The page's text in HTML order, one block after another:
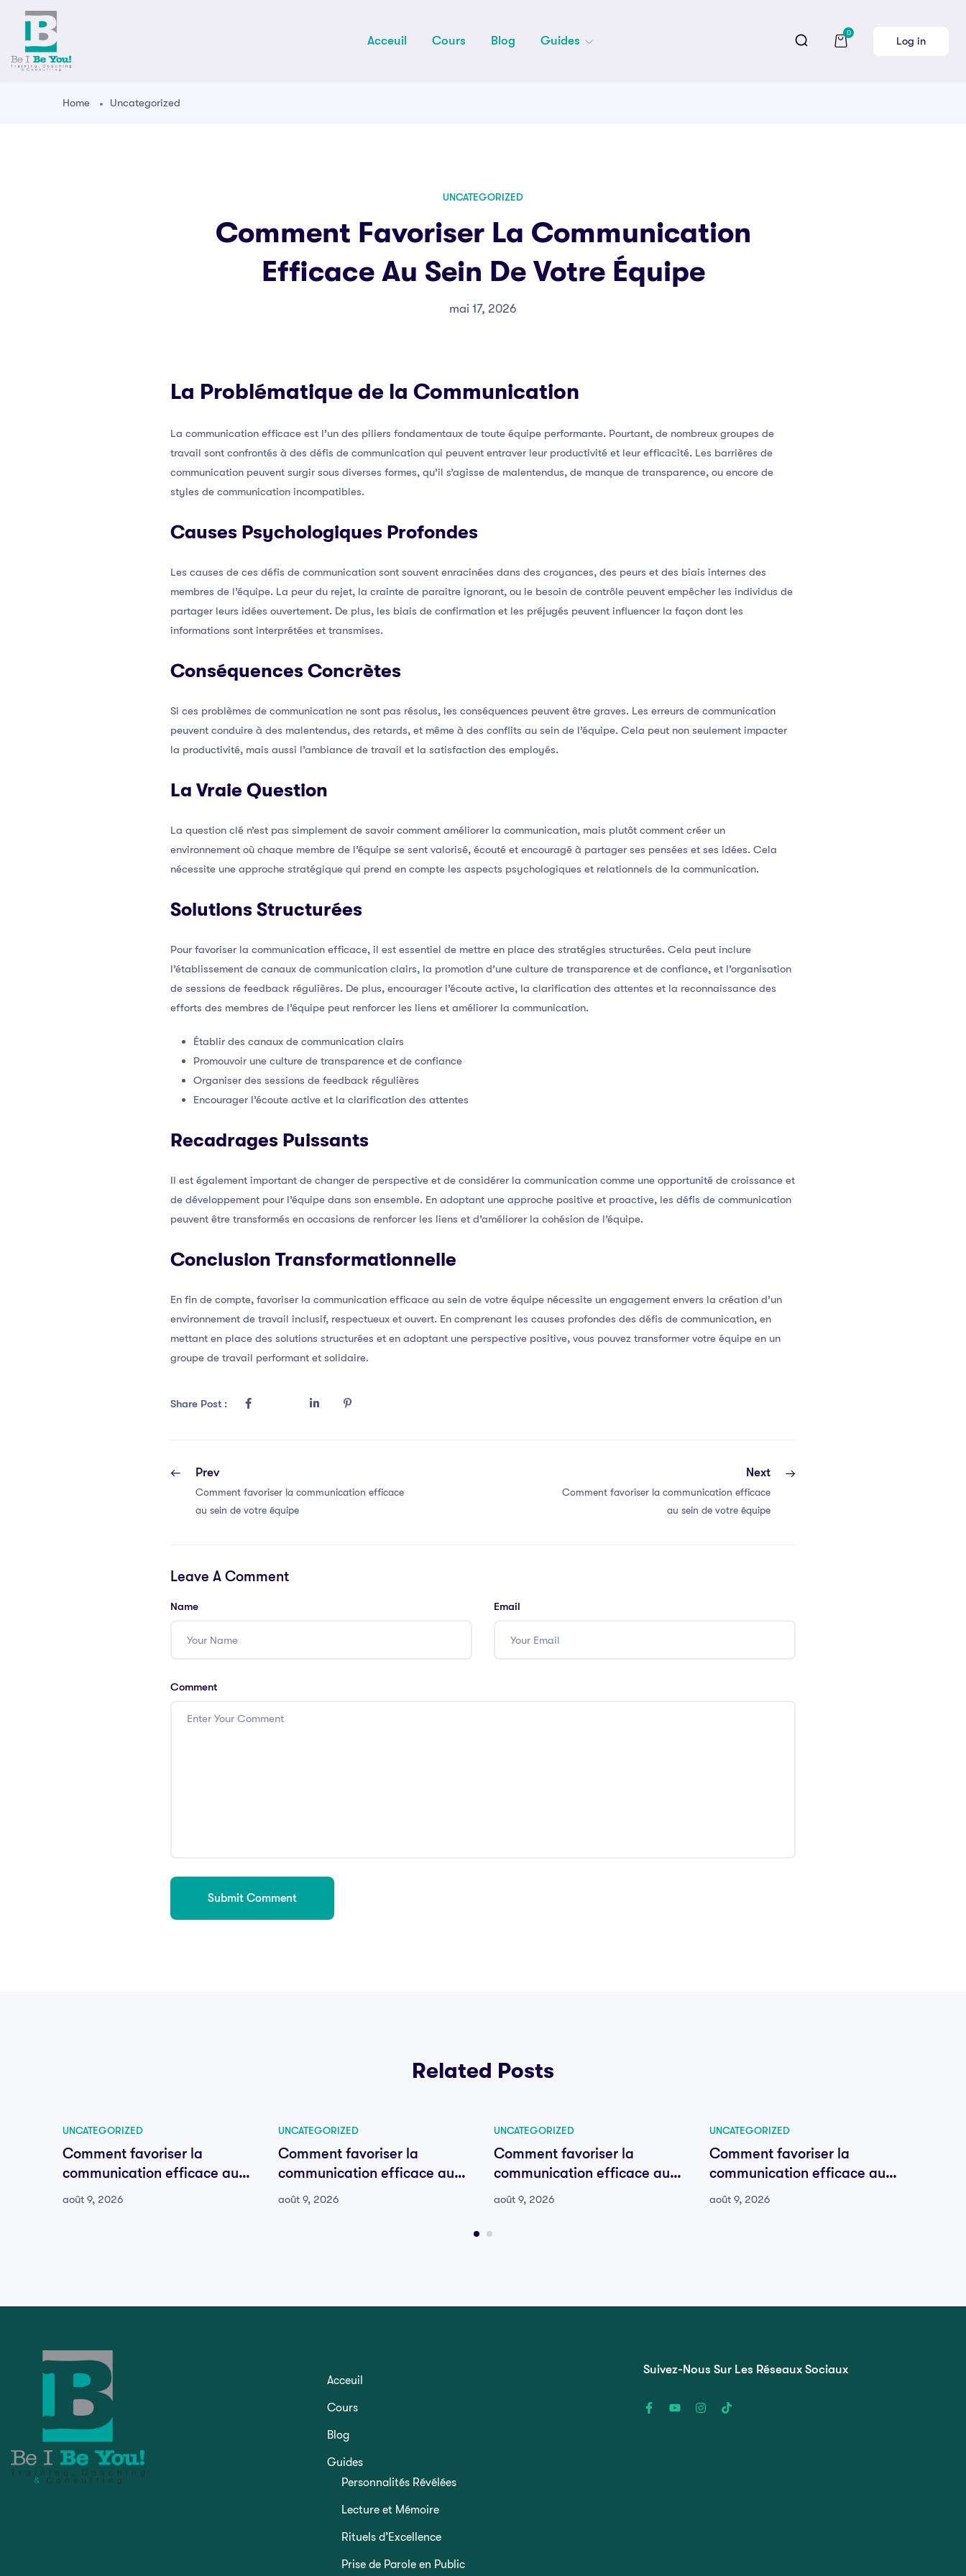
Acceuil Cours Blog Guides
0
Log in
Home Uncategorized
UNCATEGORIZED
Comment Favoriser La Communication
Efficace Au Sein De Votre Équipe
mai 17, 2026
La Problématique de la Communication
La communication efficace est l’un des piliers fondamentaux de toute équipe performante. Pourtant, de nombreux groupes de
travail sont confrontés à des défis de communication qui peuvent entraver leur productivité et leur efficacité. Les barrières de
communication peuvent surgir sous diverses formes, qu’il s’agisse de malentendus, de manque de transparence, ou encore de
styles de communication incompatibles.
Causes Psychologiques Profondes
Les causes de ces défis de communication sont souvent enracinées dans des croyances, des peurs et des biais internes des
membres de l’équipe. La peur du rejet, la crainte de paraître ignorant, ou le besoin de contrôle peuvent empêcher les individus de
partager leurs idées ouvertement. De plus, les biais de confirmation et les préjugés peuvent influencer la façon dont les
informations sont interprétées et transmises.
Conséquences Concrètes
Si ces problèmes de communication ne sont pas résolus, les conséquences peuvent être graves. Les erreurs de communication
peuvent conduire à des malentendus, des retards, et même à des conflits au sein de l’équipe. Cela peut non seulement impacter
la productivité, mais aussi l’ambiance de travail et la satisfaction des employés.
La Vraie Question
La question clé n’est pas simplement de savoir comment améliorer la communication, mais plutôt comment créer un
environnement où chaque membre de l’équipe se sent valorisé, écouté et encouragé à partager ses pensées et ses idées. Cela
nécessite une approche stratégique qui prend en compte les aspects psychologiques et relationnels de la communication.
Solutions Structurées
Pour favoriser la communication efficace, il est essentiel de mettre en place des stratégies structurées. Cela peut inclure
l’établissement de canaux de communication clairs, la promotion d’une culture de transparence et de confiance, et l’organisation
de sessions de feedback régulières. De plus, encourager l’écoute active, la clarification des attentes et la reconnaissance des
efforts des membres de l’équipe peut renforcer les liens et améliorer la communication.
Établir des canaux de communication clairs
Promouvoir une culture de transparence et de confiance
Organiser des sessions de feedback régulières
Encourager l’écoute active et la clarification des attentes
Recadrages Puissants
Il est également important de changer de perspective et de considérer la communication comme une opportunité de croissance et
de développement pour l’équipe dans son ensemble. En adoptant une approche positive et proactive, les défis de communication
peuvent être transformés en occasions de renforcer les liens et d’améliorer la cohésion de l’équipe.
Conclusion Transformationnelle
En fin de compte, favoriser la communication efficace au sein de votre équipe nécessite un engagement envers la création d’un
environnement de travail inclusif, respectueux et ouvert. En comprenant les causes profondes des défis de communication, en
mettant en place des solutions structurées et en adoptant une perspective positive, vous pouvez transformer votre équipe en un
groupe de travail performant et solidaire.
Share Post :
Prev
Comment favoriser la communication efficace
au sein de votre équipe
Next
Comment favoriser la communication efficace
au sein de votre équipe
Leave A Comment
Name Email
Comment
Related Posts
UNCATEGORIZED
Comment favoriser la
communication efficace au
sein de votre équipe
août 9, 2026
UNCATEGORIZED
Comment favoriser la
communication efficace au
sein de votre équipe
août 9, 2026
UNCATEGORIZED
Comment favoriser la
communication efficace au
sein de votre équipe
août 9, 2026
UNCATEGORIZED
Comment favoriser la
communication efficace au
sein de votre équipe
août 9, 2026
Acceuil
Cours
Blog
Guides
Personnalités Révélées
Lecture et Mémoire
Rituels d’Excellence
Prise de Parole en Public
Suivez-Nous Sur Les Réseaux Sociaux